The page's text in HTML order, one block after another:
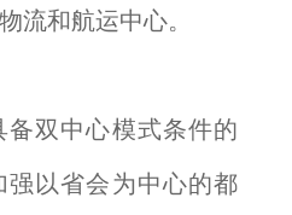
流和航运中心。
双中心模式条件的
以省会为中心的都